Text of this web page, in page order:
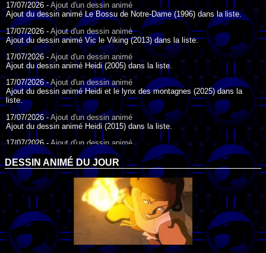
17/07/2026 - Ajout d'un dessin animé
Ajout du dessin animé Le Bossu de Notre-Dame (1996) dans la liste.
17/07/2026 - Ajout d'un dessin animé
Ajout du dessin animé Vic le Viking (2013) dans la liste.
17/07/2026 - Ajout d'un dessin animé
Ajout du dessin animé Heidi (2005) dans la liste.
17/07/2026 -Ajout d'un dessin animé
Ajout du dessin animé Heidi et le lynx des montagnes (2025) dans la
liste.
17/07/2026 -Ajout d'un dessin animé
Ajout du dessin animé Heidi (2015) dans la liste.
17/07/2026 -Ajout d'un dessin animé
Ajout du dessin animé Heidi (1995) dans la liste.
09/07/2026 -Ajout d'un dessin animé
Ajout du dessin animé Genki l'Aventurier de la Chance (2006) dans la
liste.
Ajout d'un dessin animé
Ajout du dessin animé Vilain Petit Canard (2000) dans la liste.
04/07/2026 -
Ajout d'un dessin animé
Ajout du dessin animé Le Noël du vilain petit canard (2003) dans la liste.
DESSIN ANIMÉ DU JOUR